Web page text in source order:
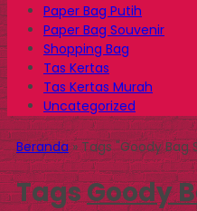
Paper Bag Putih
Paper Bag Souvenir
Shopping Bag
Tas Kertas
Tas Kertas Murah
Uncategorized
Beranda»Tags "Goody Bag
TagsGoody